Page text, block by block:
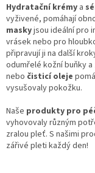
Hydratační krémy a
vyživené, pomáhají
maskyjsou ideální pro
vrásek nebo pro
připravují ji na další
odumřelé kožní buňky
nebo čisticí oleje
vysušovaly pokožku.
Naše produkty pro
vyhovovaly různým
zralou pleť. S našimi
zářivé pleti každý den!